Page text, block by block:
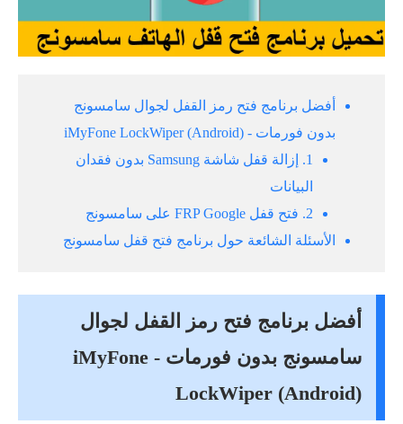
أفضل برنامج فتح رمز القفل لجوال سامسونج
بدون فورمات - iMyFone LockWiper (Android)
1. إزالة قفل شاشة Samsung بدون فقدان
البيانات
2. فتح قفل FRP Google على سامسونج
الأسئلة الشائعة حول برنامج فتح قفل سامسونج
أفضل برنامج فتح رمز القفل لجوال
سامسونج بدون فورمات - iMyFone
LockWiper (Android)